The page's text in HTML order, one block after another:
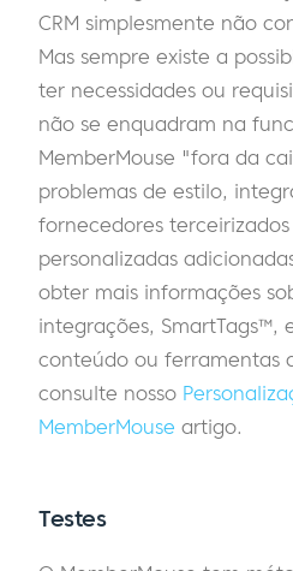
CRM simplesmente não
Mas sempre existe a
ter necessidades ou
não se enquadram na
MemberMouse "fora da
problemas de estilo,
fornecedores
personalizadas
obter mais informações
integrações, SmartTags™,
conteúdo ou ferramentas
consulte nosso
MemberMouse artigo.
Testes